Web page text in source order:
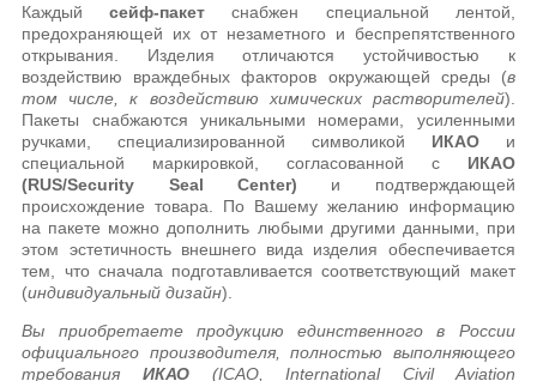
Каждыйсейф-пакет снабжен специальной лентой,
предохраняющей их от незаметного и беспрепятственного
открывания. Изделия отличаются устойчивостью к
воздействию враждебных факторов окружающей среды (в
том числе, к воздействию химических растворителей).
Пакеты снабжаются уникальными номерами, усиленными
ручками, специализированной символикой ИКАОи
специальной маркировкой, согласованной с ИКАО
(RUS/Security Seal Center) и подтверждающей
происхождение товара. По Вашему желанию информацию
на пакете можно дополнить любыми другими данными, при
этом эстетичность внешнего вида изделия обеспечивается
тем, что сначала подготавливается соответствующий макет
(индивидуальный дизайн).
Вы приобретаете продукцию единственного в России
официального производителя, полностью выполняющего
требования ИКАО(ICAO, International Civil Aviation